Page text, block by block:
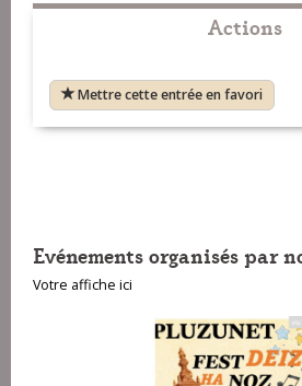
Actions
Mettre cette entrée en favori
Evénements organisés par
Votre affiche ici